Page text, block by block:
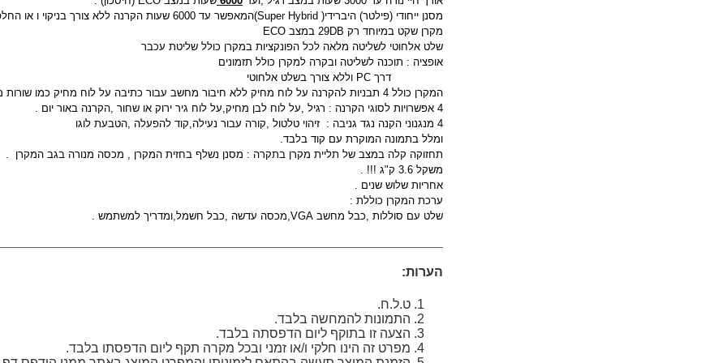
מסנן ייחודי (פילטר) היברידי( Super Hybrid)המאפשר עד 6000 שעות הקרנה ללא צורך בניקוי ו או החלפת מסנן המקרן .
מקרן שקט במיוחד רק 29DB במצב ECO
שלט אלחוטי לשליטה מלאה לכל הפונקציות במקרן כולל שליטת עכבר
אופציה : תוכנה לשליטה ובקרה למקרן כולל תזמונים
דרך PC וללא צורך בשלט אלחוטי
המקרן כולל 4 תבניות להקרנה על לוח מחיק ללא חיבור מחשב עבור כתיבה על לוח מחיק כמו שורות משבצות ועוד ...
4 אפשרויות לסוגי הקרנה : רגיל ,על לוח לבן מחיק,על לוח גיר ירוק או שחור ,הקרנה באור יום .
4 מנגנוני הקנה נגד גניבה : זיהוי טלטול ,קורה עבור נעילה,קוד להפעלה ,הטבעת לוגו
ומלל בתמונה המוקרת עם קוד בלבד.
תחזוקה קלה במצב של תליית מקרן בתקרה : מסנן נשלף בחזית המקרן , מכסה מנורה בגב המקרן .
משקל 3.6 ק"ג !!! .
אחריות שלוש שנים .
ערכת המקרן כוללת :
שלט עם סוללות ,כבל מחשב VGA,מכסה עדשה ,כבל חשמל,ומדריך למשתמש .
הערות:
ט.ל.ח.
התמונות להמחשה בלבד.
הצעה זו בתוקף ליום הדפסתה בלבד.
מפרט זה הינו חלקי ו/או זמני ובכל מקרה תקף ליום הדפסתו בלבד.